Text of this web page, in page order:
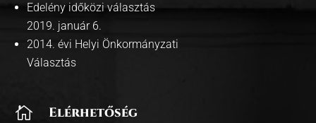
Edelény időközi választás
2019. január 6.
2014. évi Helyi Önkormányzati
Választás
 Elérhetőség